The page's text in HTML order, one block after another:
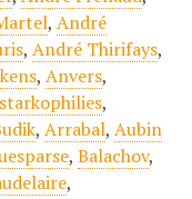
, André
, André Thirifays,
, Anvers,
,
, Arrabal, Aubin
, Balachov,
,